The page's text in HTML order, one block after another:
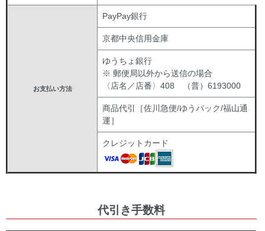
お支払い方法
PayPay銀行
京都中央信用金庫
ゆうちょ銀行
※ 郵便局以外から送信の場合
〈店名／店番〉408 （普）6193000
商品代引［佐川急便/ゆうパック/福山通
運］
クレジットカード
代引き手数料